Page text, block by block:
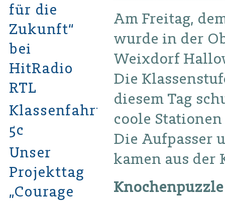
Am Freitag, dem
wurde in der
Weixdorf
Die
diesem Tag
coole
Die Aufpasser
kamen aus der
Knochenpuzzle
für die
Zukunft“
bei
HitRadio
RTL
Klassenfahrt
5c
Unser
Projekttag
„Courage